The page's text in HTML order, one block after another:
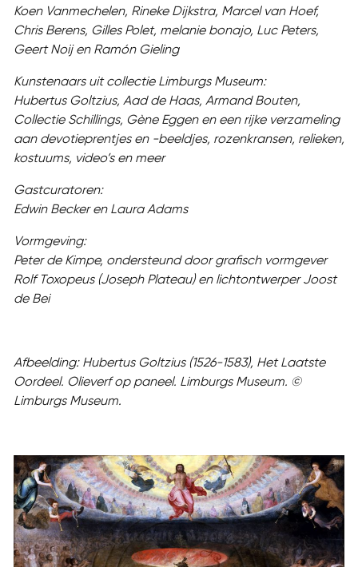
Koen Vanmechelen, Rineke Dijkstra, Marcel van Hoef,
Chris Berens, Gilles Polet, melanie bonajo, Luc Peters,
Geert Noij en Ramón Gieling
Kunstenaars uit collectie Limburgs Museum:
Hubertus Goltzius, Aad de Haas, Armand Bouten,
Collectie Schillings, Gène Eggen en een rijke verzameling
aan devotieprentjes en -beeldjes, rozenkransen, relieken,
kostuums, video’s en meer
Gastcuratoren:
Edwin Becker en Laura Adams
Vormgeving:
Peter de Kimpe, ondersteund door grafisch vormgever
Rolf Toxopeus (Joseph Plateau) en lichtontwerper Joost
de Bei
Afbeelding: Hubertus Goltzius (1526-1583), Het Laatste
Oordeel. Olieverf op paneel. Limburgs Museum. ©
Limburgs Museum.